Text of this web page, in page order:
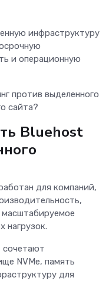
инфраструктуру
и операционную
против выделенного
сайта?
Bluehost
для компаний,
масштабируемое
нагрузок.
сочетают
NVMe, память
для